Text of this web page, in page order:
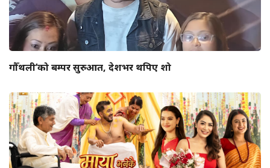
गौँथली’को बम्पर सुरुआत, देशभर थपिए शो